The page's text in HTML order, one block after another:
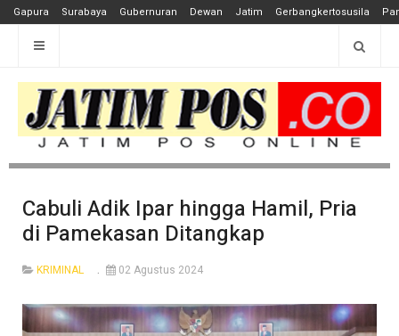
Gapura Surabaya Gubernuran Dewan Jatim Gerbangkertosusila
Cabuli Adik Ipar hingga Hamil, Pria
di Pamekasan Ditangkap
KRIMINAL 02 Agustus 2024